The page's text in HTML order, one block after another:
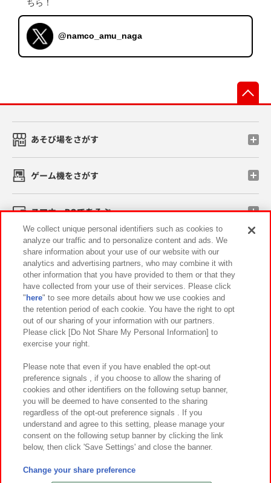
ちら！
@namco_amu_naga
あそび場をさがす
ゲーム機をさがす
スマホ・PCであそぶ
イベント・キャンペーン
関連会社 サステナビリティ サイトポリシー
プライバシーポリシー ウェブアクセシビリティ方針と検証結果
お取引先さまとともに
カスタマーハラスメント対応方針 よくあるご質問・お問い合わせ
©Bandai Namco Amusement Inc.
©Bandai Namco Amusement Lab Inc.
We collect unique personal identifiers such as cookies to
analyze our traffic and to personalize content and ads. We
share information about your use of our website with our
analytics and advertising partners, who may combine it with
other information that you have provided to them or that they
have collected from your use of their services. Please click
" here" to see more details about how we use cookies and
the retention period of each cookie. You have the right to opt
out of our sharing of your information with our partners.
Please click [Do Not Share My Personal Information] to
exercise your right.
Please note that even if you have enabled the opt-out
preference signals , if you choose to allow the sharing of
cookies and other identifiers on the following setup banner,
you will be deemed to have consented to the sharing
regardless of the opt-out preference signals . If you
understand and agree to this setting, please manage your
consent on the following setup banner by clicking the link
below, then click 'Save Settings' and close the banner.
Change your share preference